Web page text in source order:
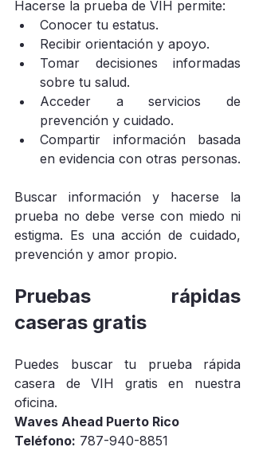
Hacerse la prueba de VIH permite:
Conocer tu estatus.
Recibir orientación y apoyo.
Tomar decisiones informadas
sobre tu salud.
Acceder a servicios de
prevención y cuidado.
Compartir información basada
en evidencia con otras personas.
Buscar información y hacerse la
prueba no debe verse con miedo ni
estigma. Es una acción de cuidado,
prevención y amor propio.
Pruebas rápidas
caseras gratis
Puedes buscar tu prueba rápida
casera de VIH gratis en nuestra
oficina.
Waves Ahead Puerto Rico
Teléfono: 787-940-8851